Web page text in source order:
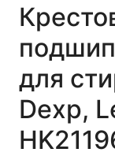
для
Dexp,